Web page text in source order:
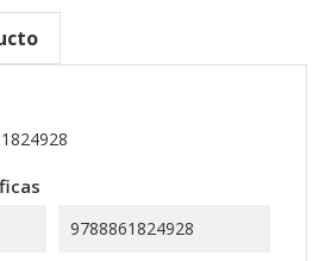
9788861824928